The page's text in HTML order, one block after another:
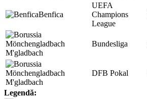
Benfica
UEFA
Champions
League
M'gladbach
Bundesliga
M'gladbach
DFB Pokal
Legendă: